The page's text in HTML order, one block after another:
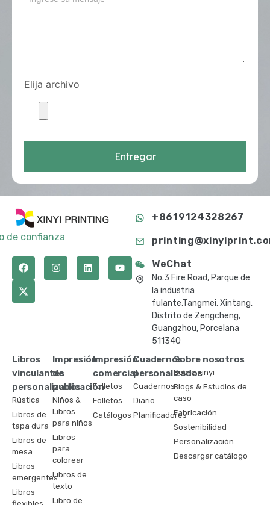
Elija archivo
Entregar
de confianza
+8619124328267
WeChat
No.3 Fire Road, Parque de
la industria
fulante,Tangmei, Xintang,
Distrito de Zengcheng,
Guangzhou, Porcelana
511340
Libros
vinculantes
personalizados
Rústica
Libros de
tapa dura
Libros de
mesa
Libros
emergentes
Libros
Impresión
de
publicación
Niños &
Libros
para niños
Libros
para
colorear
Libros de
texto
Libro de
Impresión
comercial
Folletos
Folletos
Catálogos
Cuadernos
personalizados
Cuadernos
Diario
Planificadores
Sobre nosotros
Sobre xinyi
Blogs & Estudios de
caso
Fabricación
Sostenibilidad
Personalización
Descargar catálogo